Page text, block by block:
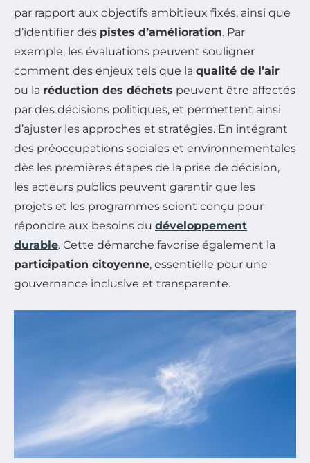
par rapport aux objectifs ambitieux fixés, ainsi que
d’identifier des pistes d’amélioration. Par
exemple, les évaluations peuvent souligner
comment des enjeux tels que la qualité de l’air
ou la réduction des déchets peuvent être affectés
par des décisions politiques, et permettent ainsi
d’ajuster les approches et stratégies. En intégrant
des préoccupations sociales et environnementales
dès les premières étapes de la prise de décision,
les acteurs publics peuvent garantir que les
projets et les programmes soient conçu pour
répondre aux besoins du développement
durable. Cette démarche favorise également la
participation citoyenne, essentielle pour une
gouvernance inclusive et transparente.